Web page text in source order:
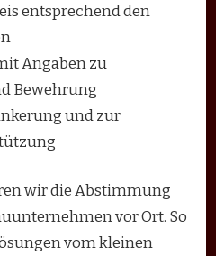
entsprechend den
Angaben zu
Bewehrung
und zur
wir die Abstimmung
vor Ort. So
vom kleinen